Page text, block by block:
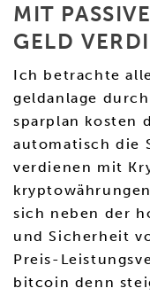
MIT
GELD
Ich betrachte
geldanlage
sparplan kosten
automatisch die
verdienen mit
sich neben der
und Sicherheit
Preis-
bitcoin denn